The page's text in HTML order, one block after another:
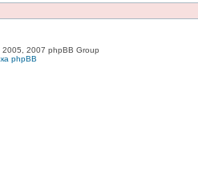
2007 phpBB Group
phpBB